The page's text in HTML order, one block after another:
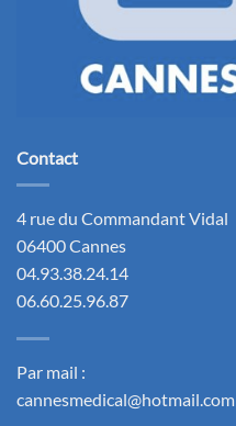
Contact
4 rue du Commandant Vidal
06400 Cannes
04.93.38.24.14
06.60.25.96.87
Par mail :
cannesmedical@hotmail.com